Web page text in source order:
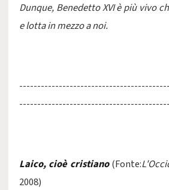
Dunque, Benedetto XVI è più vivo
e lotta in mezzo a noi.
Laico, cioè cristiano(Fonte:
2008)